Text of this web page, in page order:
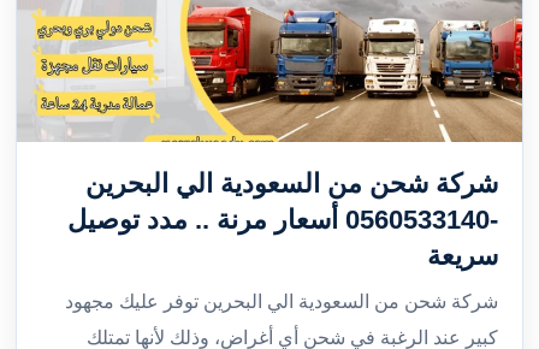
شركة شحن من السعودية الي البحرين
-0560533140 أسعار مرنة .. مدد توصيل
سريعة
شركة شحن من السعودية الي البحرين توفر عليك مجهود
كبير عند الرغبة في شحن أي أغراض، وذلك لأنها تمتلك